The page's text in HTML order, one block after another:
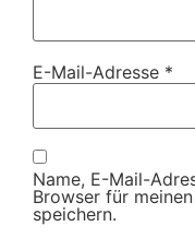
E-Mail-Adresse *
Name, E-Mail-
Browser für
speichern.